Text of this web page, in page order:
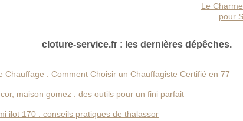
Le
pour
cloture-service.fr : les dernières dépêches.
Chauffage : Comment Choisir un Chauffagiste Certifié en 77
maison gomez : des outils pour un fini parfait
ilot 170 : conseils pratiques de thalassor